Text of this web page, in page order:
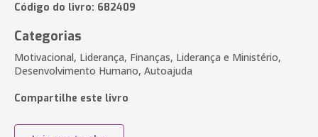
Código do livro: 682409
Categorias
Motivacional, Liderança, Finanças, Liderança e Ministério,
Desenvolvimento Humano, Autoajuda
Compartilhe este livro